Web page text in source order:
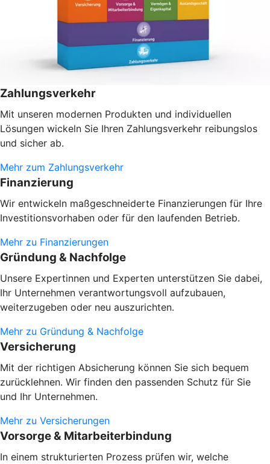
Zahlungsverkehr
Mit unseren modernen Produkten und individuellen
Lösungen wickeln Sie Ihren Zahlungsverkehr reibungslos
und sicher ab.
Mehr zum Zahlungsverkehr
Finanzierung
Wir entwickeln maßgeschneiderte Finanzierungen für Ihre
Investitionsvorhaben oder für den laufenden Betrieb.
Mehr zu Finanzierungen
Gründung & Nachfolge
Unsere Expertinnen und Experten unterstützen Sie dabei,
Ihr Unternehmen verantwortungsvoll aufzubauen,
weiterzugeben oder neu auszurichten.
Mehr zu Gründung & Nachfolge
Versicherung
Mit der richtigen Absicherung können Sie sich bequem
zurücklehnen. Wir finden den passenden Schutz für Sie
und Ihr Unternehmen.
Mehr zu Versicherungen
Vorsorge & Mitarbeiterbindung
In einem strukturierten Prozess prüfen wir, welche